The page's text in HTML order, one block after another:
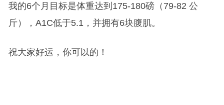
我的6个月目标是体重达到175-180磅（79-82 公
斤），A1C低于5.1，并拥有6块腹肌。
祝大家好运，你可以的！